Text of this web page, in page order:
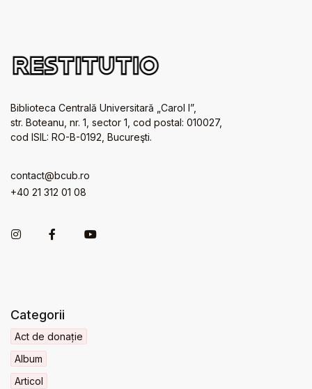
Biblioteca Centrală Universitară „Carol I”,
str. Boteanu, nr. 1, sector 1, cod postal: 010027,
cod ISIL: RO-B-0192, Bucureşti.
contact@bcub.ro
+40 21 312 01 08
Categorii
Act de donație
Album
Articol